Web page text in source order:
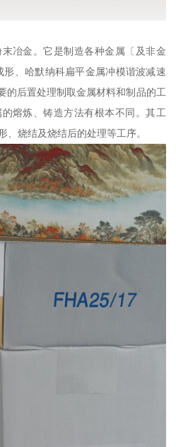
冶金。它是制造各种金属〔及非金
、哈默纳科扁平金属冲模谐波减速
的后置处理制取金属材料和制品的工
熔炼、铸造方法有根本不同。其工
、烧结及烧结后的处理等工序。